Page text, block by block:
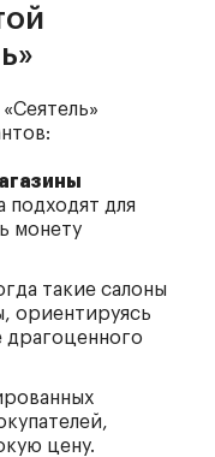
подходят для
монету
такие салоны
ориентируясь
драгоценного
цену.